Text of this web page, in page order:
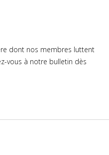
dont nos membres luttent
vous à notre bulletin dès